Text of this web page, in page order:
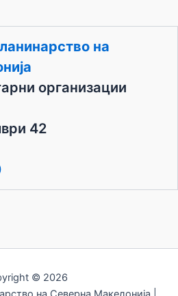
на
организации
42
© 2026